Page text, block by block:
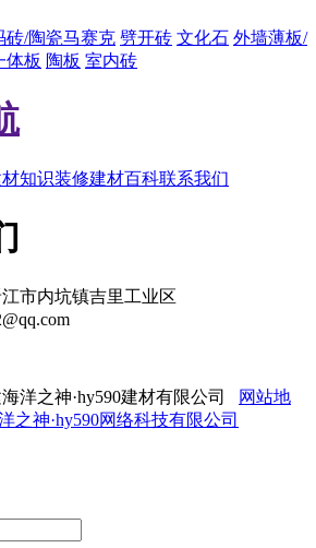
砖/陶瓷马赛克 劈开砖 文化石 外墙薄板/
体板 陶板 室内砖
知识装修建材百科联系我们
市内坑镇吉里工业区
洋之神·hy590建材有限公司
网站地
之神·hy590网络科技有限公司